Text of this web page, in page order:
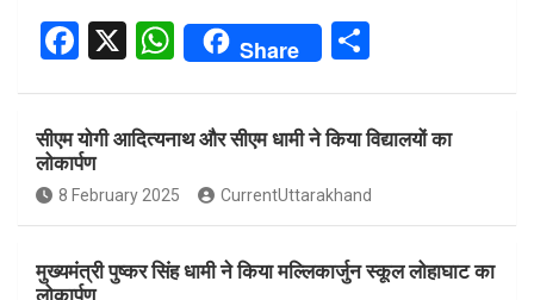
F
ce
b
o
o
k
X
W
s
A
p
p
Share
ar
e
सीएम योगी आदित्यनाथ और सीएम धामी ने किया विद्यालयों का
लोकार्पण
8 February 2025 CurrentUttarakhand
मुख्यमंत्री पुष्कर सिंह धामी ने किया मल्लिकार्जुन स्कूल लोहाघाट का